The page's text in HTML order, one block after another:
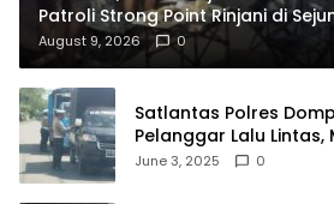
Patroli Strong Point Rinjani di
August 9, 2026 0
Satlantas Polres
Pelanggar Lalu
Kendaraan Tak Bayar
June 3, 2025 0